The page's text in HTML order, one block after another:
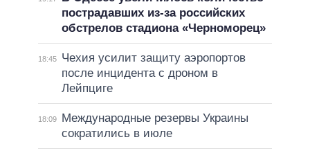
пострадавших из-за российских
обстрелов стадиона «Черноморец»
18:45
Чехия усилит защиту аэропортов
после инцидента с дроном в
Лейпциге
18:09
Международные резервы Украины
сократились в июле